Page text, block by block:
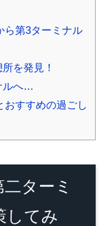
ら第3ターミナル
を発見！
ルへ…
おすすめの過ごし
ターミ
してみ